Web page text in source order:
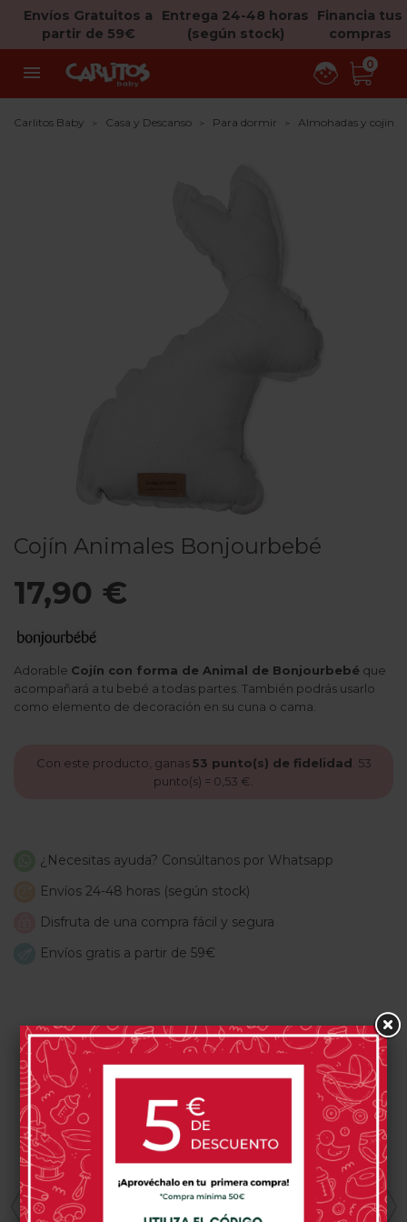
Envíos Gratuitos a
partir de 59€
Entrega 24-48 horas
(según stock)
Financia tus
compras
 0
Carlitos Baby Casa y Descanso Para dormir Almohadas y cojines
Cojín Animales Bonjourbebé
17,90 €
Adorable Cojín con forma de Animal de Bonjourbebé que
acompañará a tu bebé a todas partes. También podrás usarlo
como elemento de decoración en su cuna o cama.
Con este producto, ganas53 punto(s) de fidelidad 53
punto(s) = 0,53 €
¿Necesitas ayuda? Consúltanos por Whatsapp
Envíos 24-48 horas (según stock)
Disfruta de una compra fácil y segura
Envíos gratis a partir de 59€
PRODUCTOS RELACIONADOS
BONJOURBEBÉ
Cojín Nido
BONJOURBEBÉ
Cojín Nube
BONJOURBEBÉ
Cojín Nido